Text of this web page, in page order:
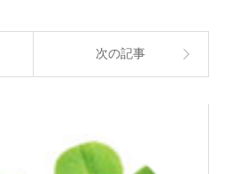
次の記事